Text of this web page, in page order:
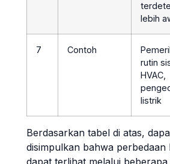
lebih
7 Contoh
rutin
HVAC,
listrik
Berdasarkan tabel di atas,
disimpulkan bahwa perbedaan